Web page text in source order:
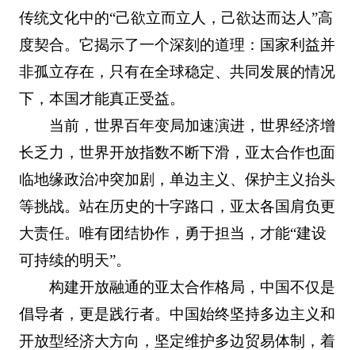
传统文化中的“己欲立而立人，己欲达而达人”高
度契合。它揭示了一个深刻的道理：国家利益并
非孤立存在，只有在全球稳定、共同发展的情况
下，本国才能真正受益。
当前，世界百年变局加速演进，世界经济增
长乏力，世界开放指数不断下滑，亚太合作也面
临地缘政治冲突加剧，单边主义、保护主义抬头
等挑战。站在历史的十字路口，亚太各国肩负更
大责任。唯有团结协作，勇于担当，才能“建设
可持续的明天”。
构建开放融通的亚太合作格局，中国不仅是
倡导者，更是践行者。中国始终坚持多边主义和
开放型经济大方向，坚定维护多边贸易体制，着